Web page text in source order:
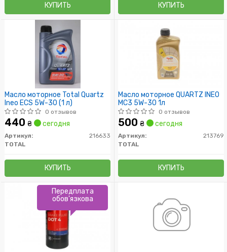
КУПИТЬ КУПИТЬ
Масло моторное Total Quartz
Ineo ECS 5W-30 (1 л)
0 отзывов
440 ₴ сегодня
Артикул:
216633
TOTAL
КУПИТЬ
Масло моторное QUARTZ INEO
MC3 5W-30 1л
0 отзывов
500 ₴ сегодня
Артикул:
213769
TOTAL
КУПИТЬ
Передплата
обов'язкова